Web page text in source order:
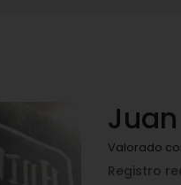
Valorado
Registro